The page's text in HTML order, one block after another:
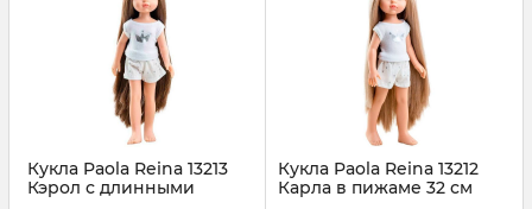
Кукла Paola Reina 13213
Кэрол с длинными
Кукла Paola Reina 13212
Карла в пижаме 32 см